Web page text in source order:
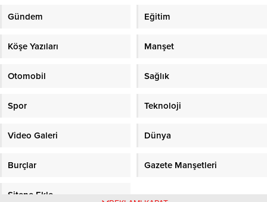
Gündem Eğitim
Köşe Yazıları Manşet
Otomobil Sağlık
Spor Teknoloji
Video Galeri Dünya
Burçlar Gazete Manşetleri
Sitene Ekle